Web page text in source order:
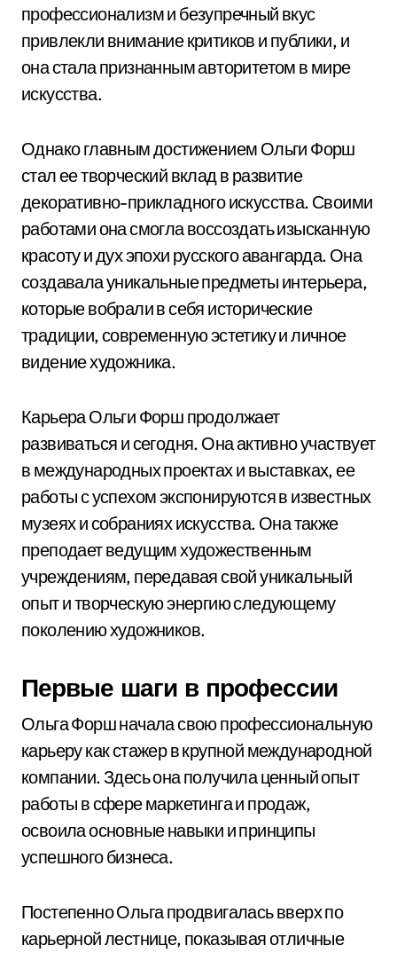
профессионализм и безупречный вкус
привлекли внимание критиков и публики, и
она стала признанным авторитетом в мире
искусства.
Однако главным достижением Ольги Форш
стал ее творческий вклад в развитие
декоративно-прикладного искусства. Своими
работами она смогла воссоздать изысканную
красоту и дух эпохи русского авангарда. Она
создавала уникальные предметы интерьера,
которые вобрали в себя исторические
традиции, современную эстетику и личное
видение художника.
Карьера Ольги Форш продолжает
развиваться и сегодня. Она активно участвует
в международных проектах и выставках, ее
работы с успехом экспонируются в известных
музеях и собраниях искусства. Она также
преподает ведущим художественным
учреждениям, передавая свой уникальный
опыт и творческую энергию следующему
поколению художников.
Первые шаги в профессии
Ольга Форш начала свою профессиональную
карьеру как стажер в крупной международной
компании. Здесь она получила ценный опыт
работы в сфере маркетинга и продаж,
освоила основные навыки и принципы
успешного бизнеса.
Постепенно Ольга продвигалась вверх по
карьерной лестнице, показывая отличные